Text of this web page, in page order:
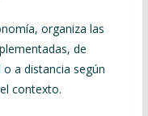
organiza las
de
a distancia según
contexto.